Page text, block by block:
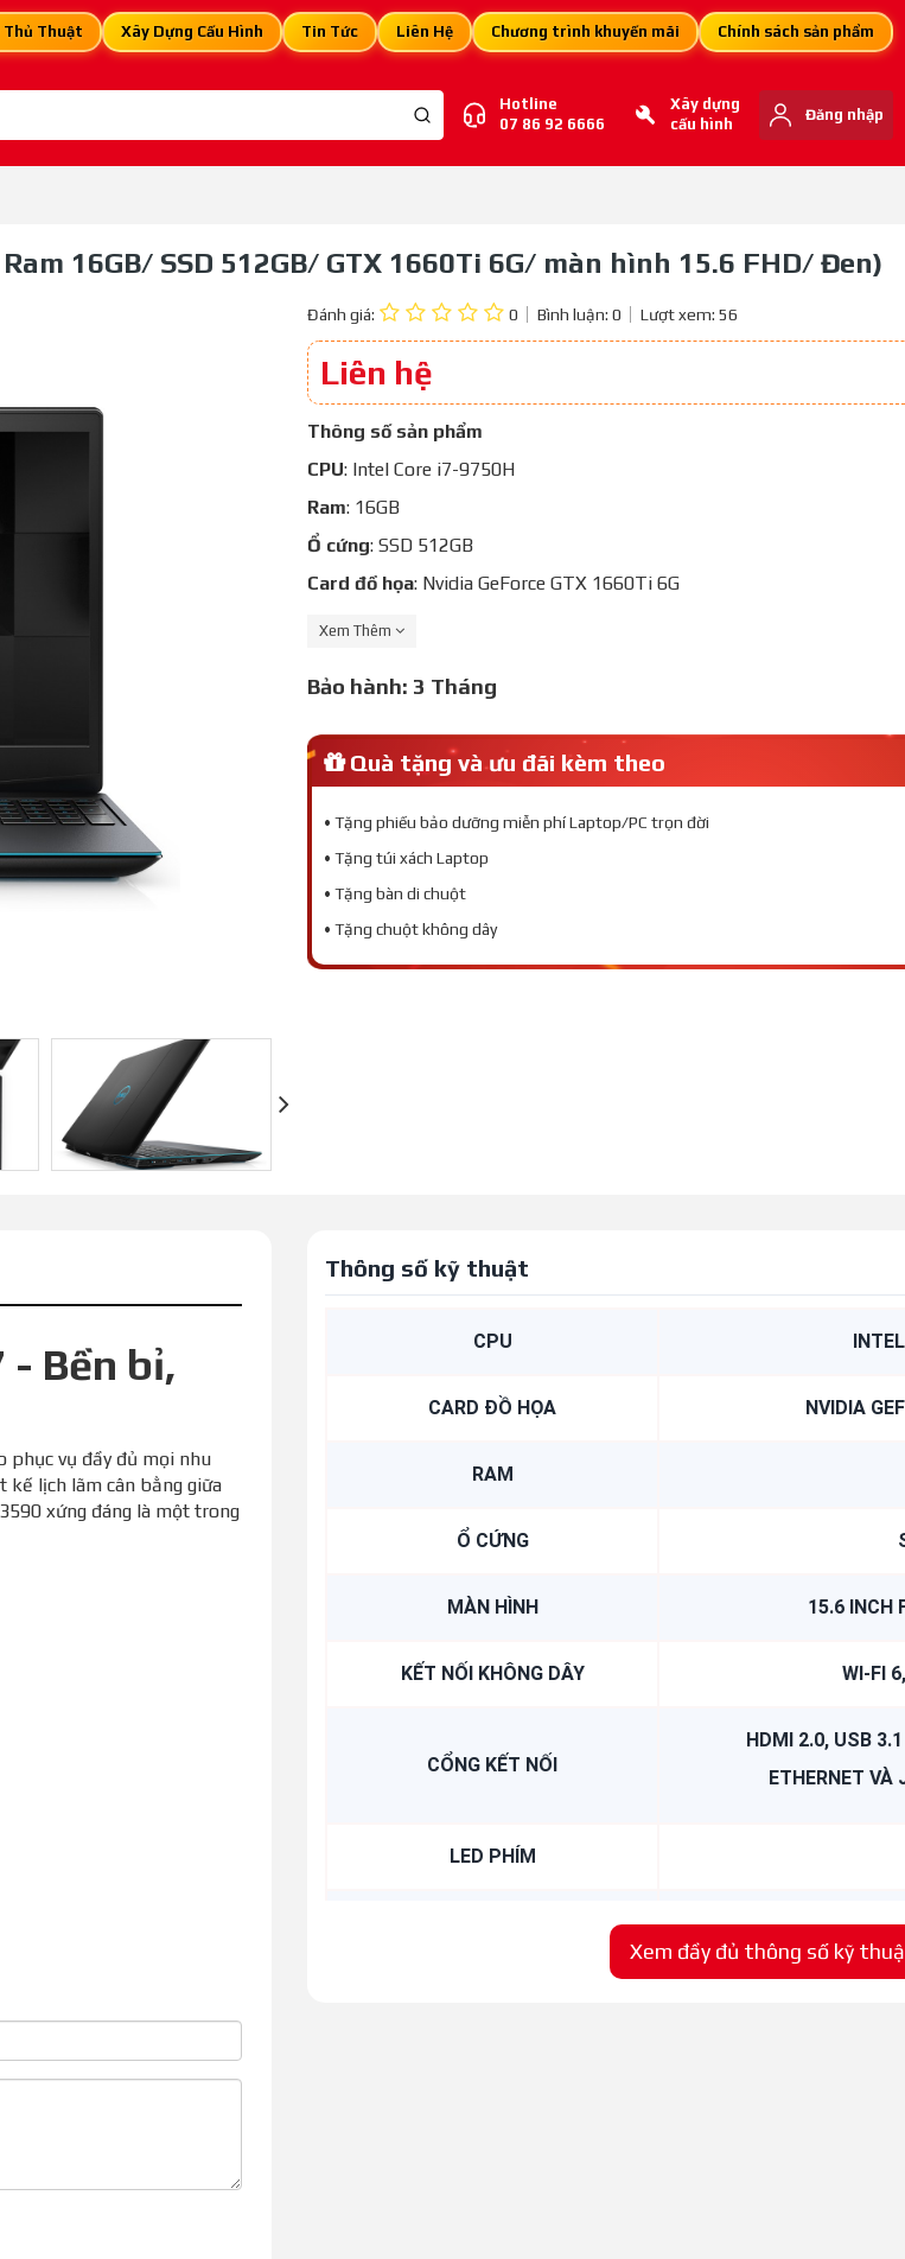
Thủ Thuật Xây Dựng Cấu Hình Tin Tức Liên Hệ Chương trình khuyến mãi Chính sách sản phẩm
Hotline
07 86 92 6666
Xây dựng
cấu hình
Đăng nhập
16GB/ SSD 512GB/ GTX 1660Ti 6G/ màn hình 15.6 FHD/ Đen)
Đánh giá: 0 Bình luận: 0 Lượt xem: 56
Liên hệ
Thông số sản phẩm
CPU: Intel Core i7-9750H
Ram: 16GB
Ổ cứng: SSD 512GB
Card đồ họa: Nvidia GeForce GTX 1660Ti 6G
Màn hình
Màu sắc: Đen
Xem Thêm
Bảo hành: 3 Tháng
Quà tặng và ưu đãi kèm theo
• Tặng phiếu bảo dưỡng miễn phí Laptop/PC trọn đời
• Tặng túi xách Laptop
• Tặng bàn di chuột
• Tặng chuột không dây
- Bền bỉ,
phục vụ đầy đủ mọi nhu
kế lịch lãm cân bằng giữa
xứng đáng là một trong
Thông số kỹ thuật
CPU
CARD ĐỒ HỌA NVIDIA
RAM
Ổ CỨNG
MÀN HÌNH 15.6 INCH
KẾT NỐI KHÔNG DÂY WI-FI
CỔNG KẾT NỐI
HDMI 2.0, USB
ETHERNET VÀ
LED PHÍM
Xem đầy đủ thông số kỹ